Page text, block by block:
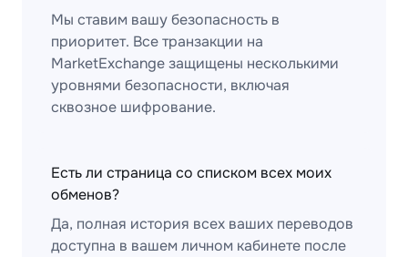
Мы ставим вашу безопасность в
приоритет. Все транзакции на
MarketExchange защищены несколькими
уровнями безопасности, включая
сквозное шифрование.
Есть ли страница со списком всех моих
обменов?
Да, полная история всех ваших переводов
доступна в вашем личном кабинете после